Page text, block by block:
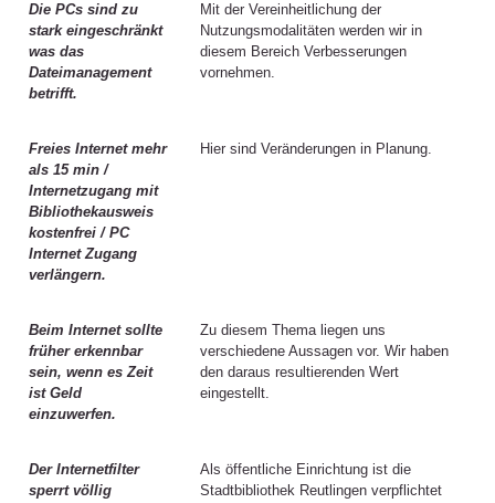
Die PCs sind zu
stark eingeschränkt
was das
Dateimanagement
betrifft.
Mit der Vereinheitlichung der
Nutzungsmodalitäten werden wir in
diesem Bereich Verbesserungen
vornehmen.
Freies Internet mehr
als 15 min /
Internetzugang mit
Bibliothekausweis
kostenfrei / PC
Internet Zugang
verlängern.
Hier sind Veränderungen in Planung.
Beim Internet sollte
früher erkennbar
sein, wenn es Zeit
ist Geld
einzuwerfen.
Zu diesem Thema liegen uns
verschiedene Aussagen vor. Wir haben
den daraus resultierenden Wert
eingestellt.
Der Internetfilter
sperrt völlig
Als öffentliche Einrichtung ist die
Stadtbibliothek Reutlingen verpflichtet